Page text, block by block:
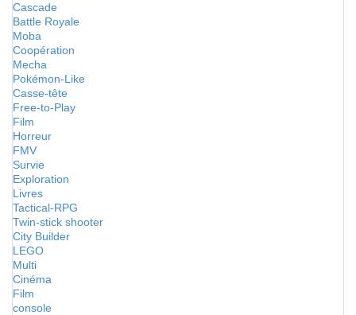
Cascade
Battle Royale
Moba
Coopération
Mecha
Pokémon-Like
Casse-tête
Free-to-Play
Film
Horreur
FMV
Survie
Exploration
Livres
Tactical-RPG
Twin-stick shooter
City Builder
LEGO
Multi
Cinéma
Film
console